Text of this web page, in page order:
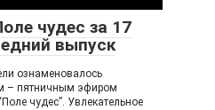
чудес за 17
выпуск
ознаменовалось
– пятничным эфиром
чудес”. Увлекательное